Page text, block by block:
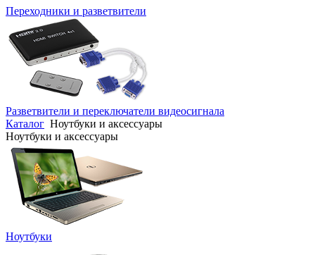
Переходники и разветвители
Разветвители и переключатели видеосигнала
Каталог Ноутбуки и аксессуары
Ноутбуки и аксессуары
Ноутбуки